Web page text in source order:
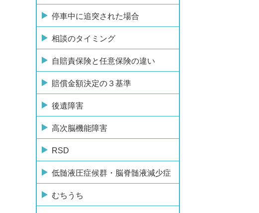
停車中に追突された場合
相談のタイミング
自賠責保険と任意保険の違い
賠償金額決定の３基準
後遺障害
高次脳機能障害
RSD
低髄液圧症候群・脳脊髄液減少症
むちうち